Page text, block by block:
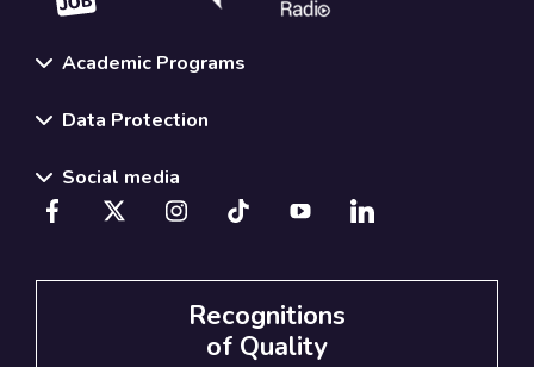
Academic Programs
Data Protection
Social media
Recognitions
of Quality